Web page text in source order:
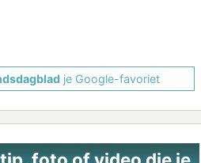
je Google-favoriet